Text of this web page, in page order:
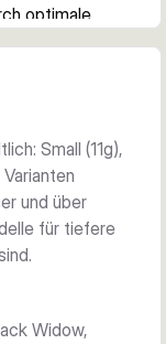
optimale
oder über
ist der
Flexibilität für
während
und in
Small (11g),
und über
für tiefere
Widow,